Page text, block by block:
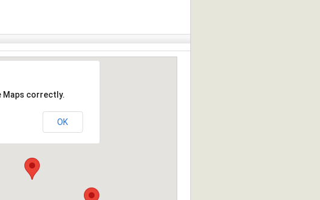
Maps correctly.
OK